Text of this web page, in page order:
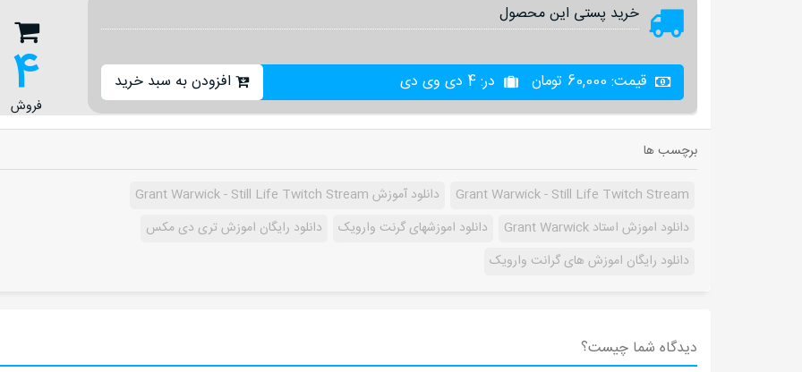
خرید پستی این محصول
قیمت: 60,000 تومان در: 4 دی وی دی افزودن به سبد خرید 4
فروش
برچسب ها
Grant Warwick - Still Life Twitch Stream
دانلود آموزش Grant Warwick - Still Life Twitch Stream
دانلود اموزش استاد Grant Warwick
دانلود اموزشهای گرنت وارویک
دانلود رایگان اموزش تری دی مکس
دانلود رایگان اموزش های گرانت وارویک
دیدگاه شما چیست؟